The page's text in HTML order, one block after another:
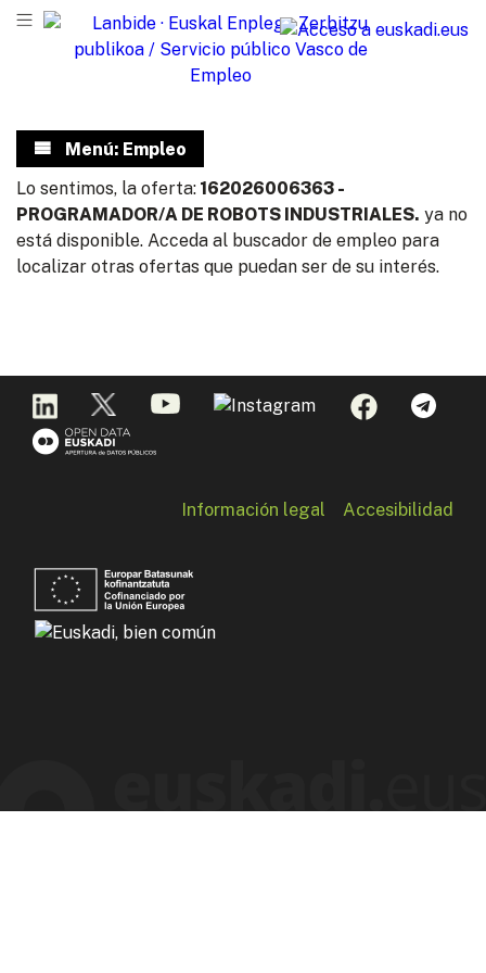
Menú: Empleo
Lo sentimos, la oferta: 162026006363 -
PROGRAMADOR/A DE ROBOTS INDUSTRIALES. ya no
está disponible. Acceda al buscador de empleo para
localizar otras ofertas que puedan ser de su interés.
Información legal Accesibilidad